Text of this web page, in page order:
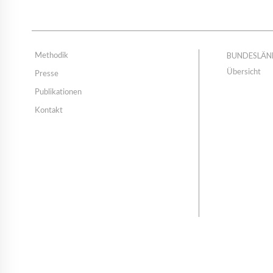
Methodik
Presse
Publikationen
Kontakt
Übersicht